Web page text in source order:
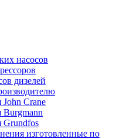
насосов
дизелей
Crane
Burgmann
Grundfos
изготовленные по